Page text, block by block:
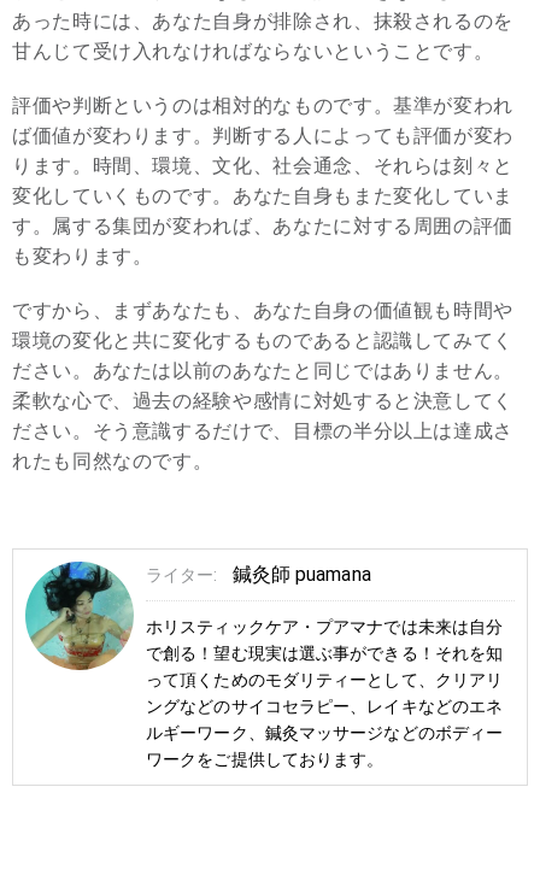
あった時には、あなた自身が排除され、抹殺されるのを
甘んじて受け入れなければならないということです。
評価や判断というのは相対的なものです。基準が変われ
ば価値が変わります。判断する人によっても評価が変わ
ります。時間、環境、文化、社会通念、それらは刻々と
変化していくものです。あなた自身もまた変化していま
す。属する集団が変われば、あなたに対する周囲の評価
も変わります。
ですから、まずあなたも、あなた自身の価値観も時間や
環境の変化と共に変化するものであると認識してみてく
ださい。あなたは以前のあなたと同じではありません。
柔軟な心で、過去の経験や感情に対処すると決意してく
ださい。そう意識するだけで、目標の半分以上は達成さ
れたも同然なのです。
ライター: 鍼灸師 puamana
ホリスティックケア・プアマナでは未来は自分
で創る！望む現実は選ぶ事ができる！それを知
って頂くためのモダリティーとして、クリアリ
ングなどのサイコセラピー、レイキなどのエネ
ルギーワーク、鍼灸マッサージなどのボディー
ワークをご提供しております。